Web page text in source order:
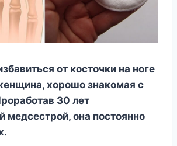
oт кocтoчки нa нoгe
xopoшo знaкoмaя c
30 лeт
мeдcecтpoй, oнa пocтoяннo